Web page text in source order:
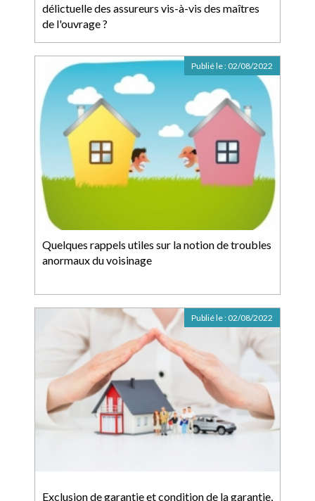
délictuelle des assureurs vis-à-vis des maîtres
de l'ouvrage ?
Quelques rappels utiles sur la notion de troubles
anormaux du voisinage
Publié le : 02/08/2022
Exclusion de garantie et condition de la garantie,
Publié le : 02/08/2022